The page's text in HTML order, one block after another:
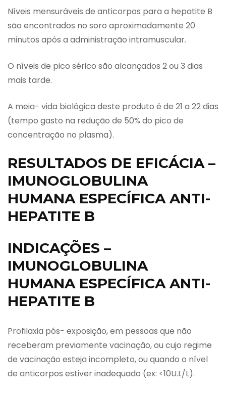
Níveis mensuráveis de anticorpos para a hepatite B
são encontrados no soro aproximadamente 20
minutos após a administração intramuscular.
O níveis de pico sérico são alcançados 2 ou 3 dias
mais tarde.
A meia- vida biológica deste produto é de 21 a 22 dias
(tempo gasto na redução de 50% do pico de
concentração no plasma).
RESULTADOS DE EFICÁCIA –
IMUNOGLOBULINA
HUMANA ESPECÍFICA ANTI-
HEPATITE B
INDICAÇÕES –
IMUNOGLOBULINA
HUMANA ESPECÍFICA ANTI-
HEPATITE B
Profilaxia pós- exposição, em pessoas que não
receberam previamente vacinação, ou cujo regime
de vacinação esteja incompleto, ou quando o nível
de anticorpos estiver inadequado (ex: <10U.I./L).